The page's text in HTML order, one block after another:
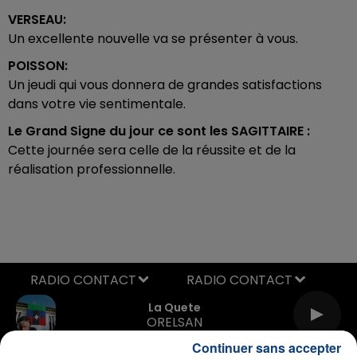
VERSEAU:
Un excellente nouvelle va se présenter à vous.
POISSON:
Un jeudi qui vous donnera de grandes satisfactions
dans votre vie sentimentale.
Le Grand Signe du jour ce sont les SAGITTAIRE :
Cette journée sera celle de la réussite et de la
réalisation professionnelle.
La Quete
ORELSAN
RADIO CONTACT
Continuer sans accepter